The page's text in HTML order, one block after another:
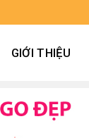
GIỚI THIỆU